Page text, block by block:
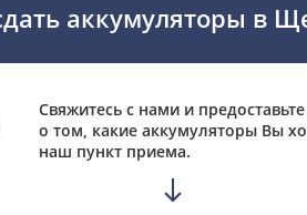
аккумуляторы в
Свяжитесь с нами и
о том, какие аккумуляторы Вы
наш пункт приема.